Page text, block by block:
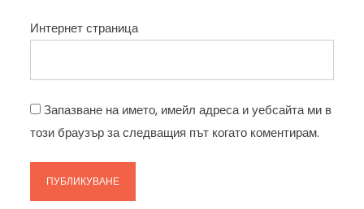
Интернет страница
Запазване на името, имейл адреса и уебсайта ми в
този браузър за следващия път когато коментирам.